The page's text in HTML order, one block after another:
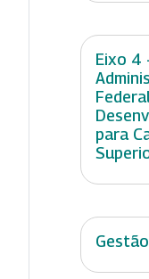
Eixo 4
para